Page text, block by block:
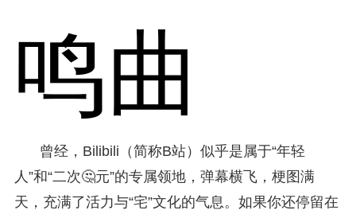
鸣曲
曾经，Bilibili（简称B站）似乎是属于“年轻
人”和“二次🤔元”的专属领地，弹幕横飞，梗图满
天，充满了活力与“宅”文化的气息。如果你还停留在